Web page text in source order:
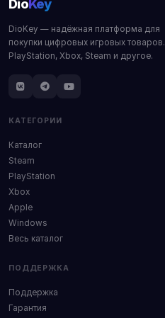
DioKey
DioKey — надёжная платформа для
покупки цифровых игровых товаров.
PlayStation, Xbox, Steam и другое.
КАТЕГОРИИ
Каталог
Steam
PlayStation
Xbox
Apple
Windows
Весь каталог
ПОДДЕРЖКА
Поддержка
Гарантия